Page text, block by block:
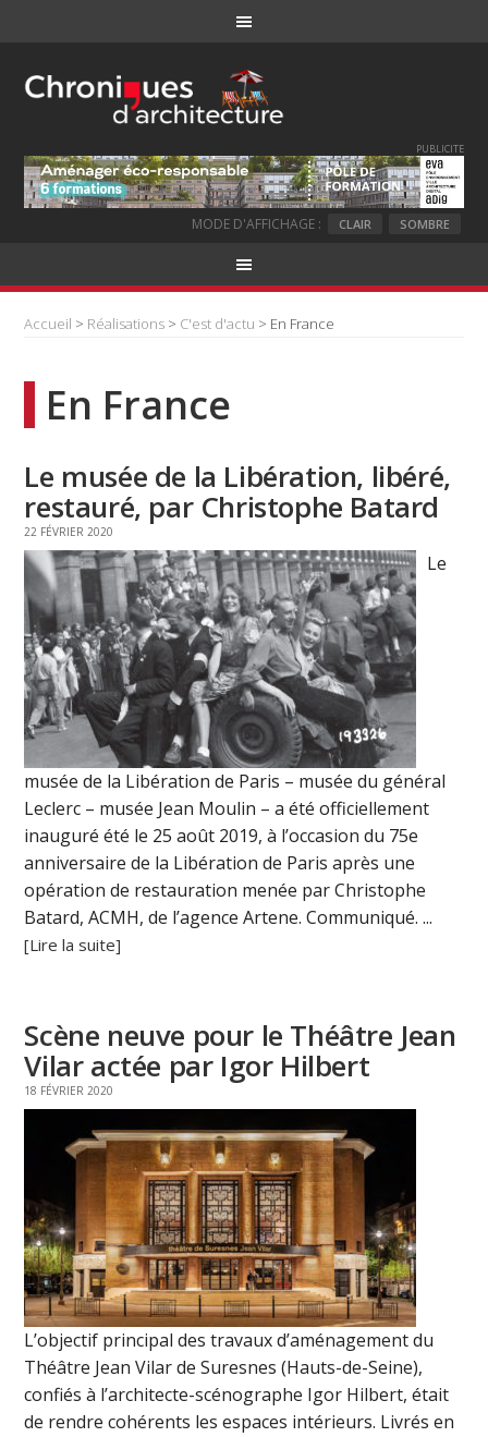
PUBLICITE
MODE D'AFFICHAGE : CLAIR SOMBRE
Accueil > Réalisations > C'est d'actu > En France
En France
Le musée de la Libération, libéré,
restauré, par Christophe Batard
22 FÉVRIER 2020
Le
musée de la Libération de Paris – musée du général
Leclerc – musée Jean Moulin – a été officiellement
inauguré été le 25 août 2019, à l’occasion du 75e
anniversaire de la Libération de Paris après une
opération de restauration menée par Christophe
Batard, ACMH, de l’agence Artene. Communiqué. ...
[Lire la suite]
Scène neuve pour le Théâtre Jean
Vilar actée par Igor Hilbert
18 FÉVRIER 2020
L’objectif principal des travaux d’aménagement du
Théâtre Jean Vilar de Suresnes (Hauts-de-Seine),
confiés à l’architecte-scénographe Igor Hilbert, était
de rendre cohérents les espaces intérieurs. Livrés en